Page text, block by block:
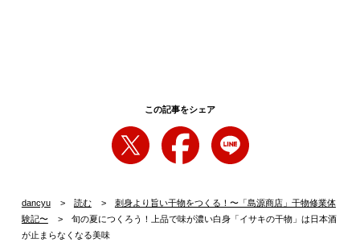
この記事をシェア
dancyu 読む
刺身より旨い干物をつくる！〜「島源商店」干物修業体
験記〜
旬の夏につくろう！上品で味が濃い白身「イサキの干物」は日本酒
が止まらなくなる美味